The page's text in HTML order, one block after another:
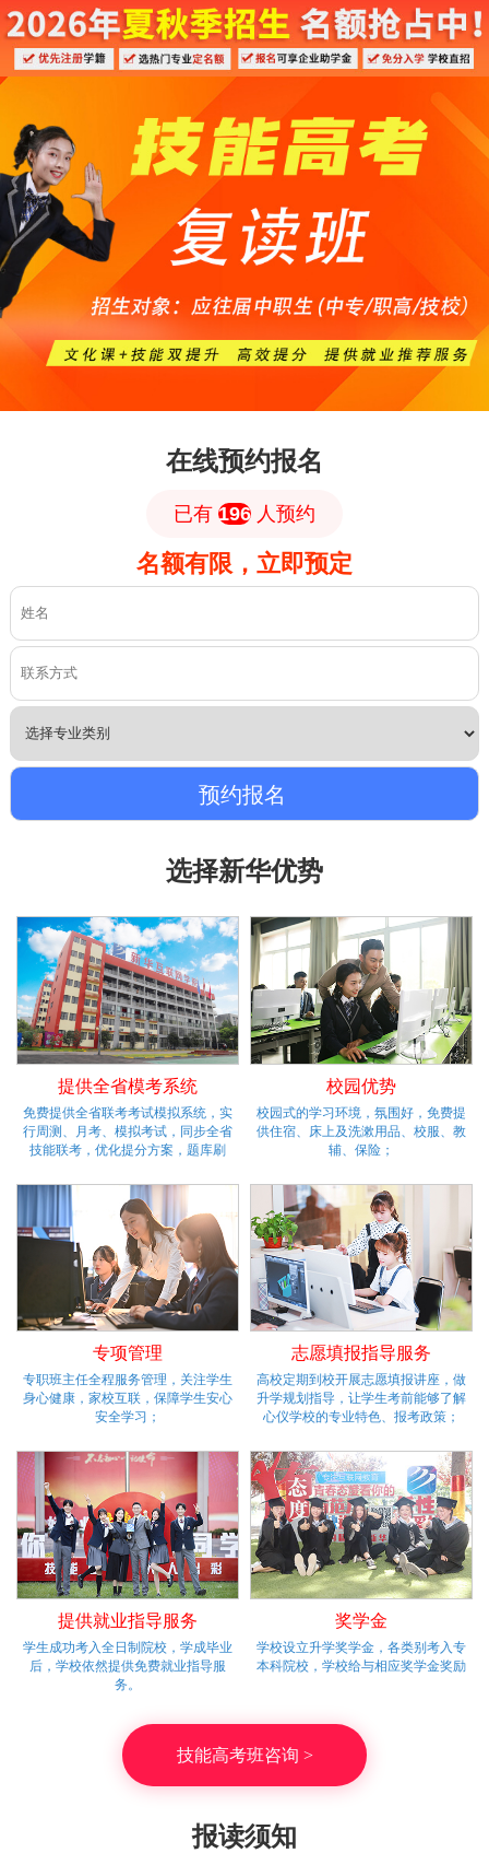
在线预约报名
已有 196 人预约
名额有限，立即预定
选择新华优势
提供全省模考系统
免费提供全省联考考试模拟系统，实
行周测、月考、模拟考试，同步全省
技能联考，优化提分方案，题库刷
校园优势
校园式的学习环境，氛围好，免费提
供住宿、床上及洗漱用品、校服、教
辅、保险；
专项管理
专职班主任全程服务管理，关注学生
身心健康，家校互联，保障学生安心
安全学习；
志愿填报指导服务
高校定期到校开展志愿填报讲座，做
升学规划指导，让学生考前能够了解
心仪学校的专业特色、报考政策；
提供就业指导服务
学生成功考入全日制院校，学成毕业
后，学校依然提供免费就业指导服
务。
奖学金
学校设立升学奖学金，各类别考入专
本科院校，学校给与相应奖学金奖励
技能高考班咨询 >
报读须知